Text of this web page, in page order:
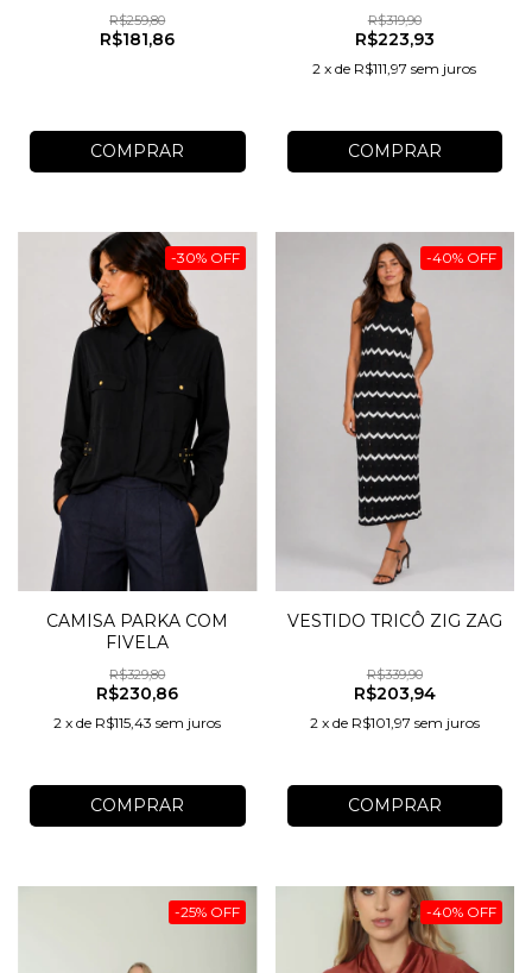
R$259,80
R$181,86
COMPRAR
R$319,90
R$223,93
2 xde R$111,97 sem juros
COMPRAR
-30% OFF
CAMISA PARKA COM
FIVELA
R$329,80
R$230,86
2 xde R$115,43 sem juros
COMPRAR
-40% OFF
VESTIDO TRICÔ ZIG ZAG
R$339,90
R$203,94
2 x de R$101,97 sem juros
COMPRAR
-25% OFF -40% OFF